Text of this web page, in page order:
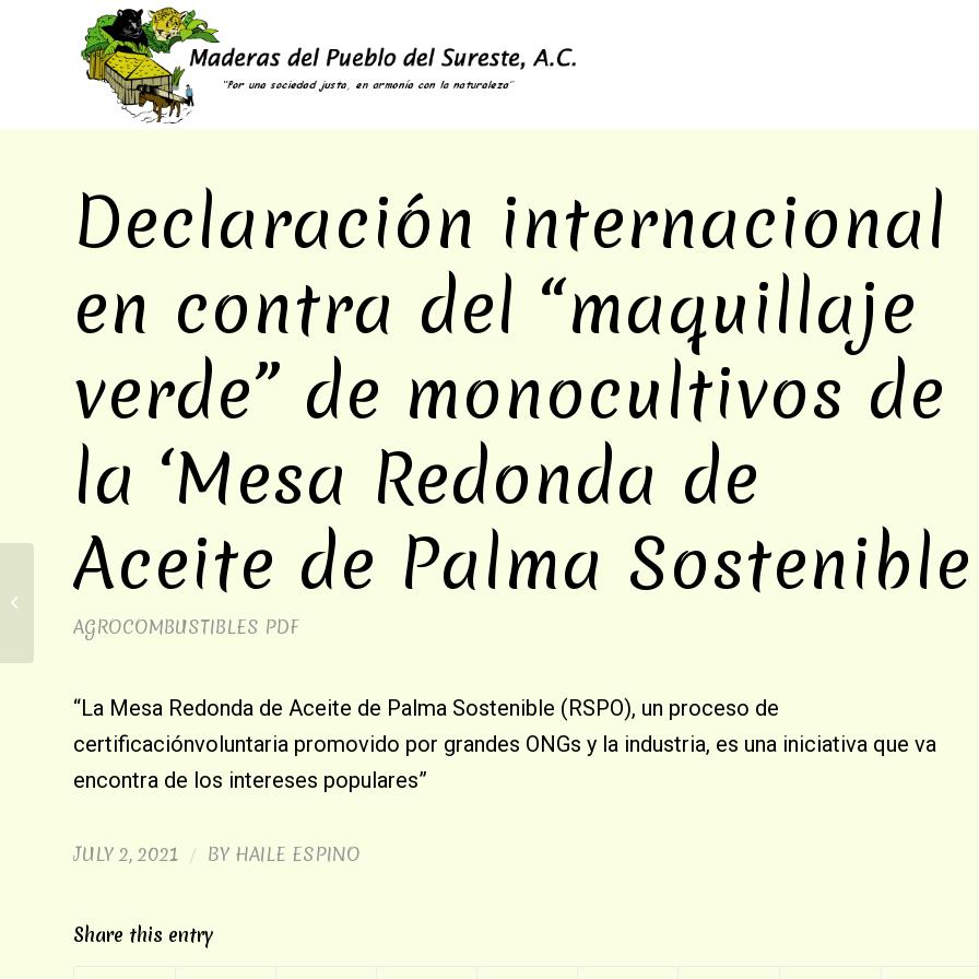
Declaración internacional
en contra del “maquillaje
verde” de monocultivos de
la ‘Mesa Redonda de
Aceite de Palma Sostenible
AGROCOMBUSTIBLES PDF
“La Mesa Redonda de Aceite de Palma Sostenible (RSPO), un proceso de
certificaciónvoluntaria promovido por grandes ONGs y la industria, es una iniciativa que va
encontra de los intereses populares”
JULY 2, 2021 / BY HAILE ESPINO
Share this entry
Territorios Indígenas y
México: a las puertas...